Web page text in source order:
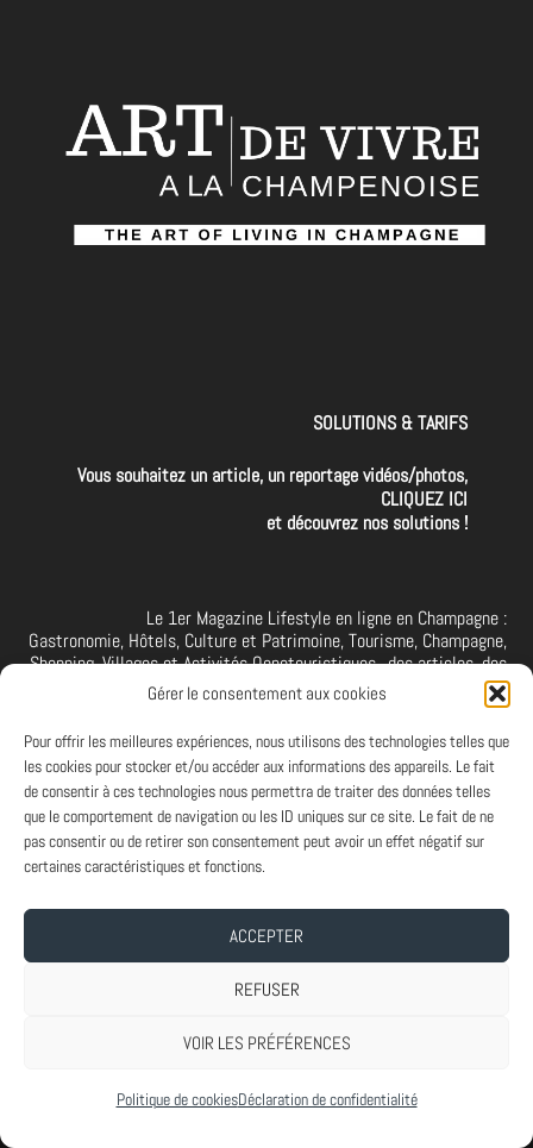
Gérer le consentement aux cookies
Pour offrir les meilleures expériences, nous utilisons des technologies telles que
les cookies pour stocker et/ou accéder aux informations des appareils. Le fait
de consentir à ces technologies nous permettra de traiter des données telles
que le comportement de navigation ou les ID uniques sur ce site. Le fait de ne
pas consentir ou de retirer son consentement peut avoir un effet négatif sur
certaines caractéristiques et fonctions.
ACCEPTER
REFUSER
VOIR LES PRÉFÉRENCES
Politique de cookiesDéclaration de confidentialité
SOLUTIONS & TARIFS
Vous souhaitez un article, un reportage vidéos/photos,
CLIQUEZ ICI
et découvrez nos solutions !
Le 1er Magazine Lifestyle en ligne en Champagne :
Gastronomie, Hôtels, Culture et Patrimoine, Tourisme, Champagne,
Shopping, Villages et Activités Oenotouristiques.. des articles, des
interviews, des vidéos et photos de la Champagne. A retrouver et à
suivre aussi sur facebook I X I Threads I YouTube I TikTok I
Instagram I Linkedin
PARTENAIRES
Et vous ? Vous souhaitez devenir Partenaire d'Art de Vivre à la
Champenoise, n'hésitez pas à nous contacter.
A PROPOS-ABONNEMENT NEWSLETTER-MENTIONS LEGALES